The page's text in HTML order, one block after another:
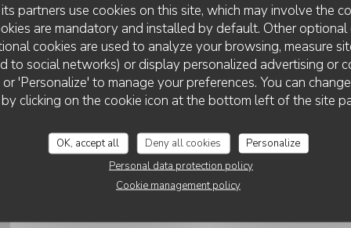
partners use cookies on this site, which may involve the
are mandatory and installed by default. Other optional
cookies are used to analyze your browsing, measure
to social networks) or display personalized advertising or
'Personalize' to manage your preferences. You can
clicking on the cookie icon at the bottom left of the site
OK, accept all Deny all cookies
Personalize
Personal data protection policy
Cookie management policy
papilles
Service: 5/5 Ambiance: 5/5 Food: 5/5 Value
est très agréable, toujours le sourire et la cuisine était très bonne !
sont généreuses ! Nous reviendrons car le restaurant propose
!
BG BY L'ENDROIT